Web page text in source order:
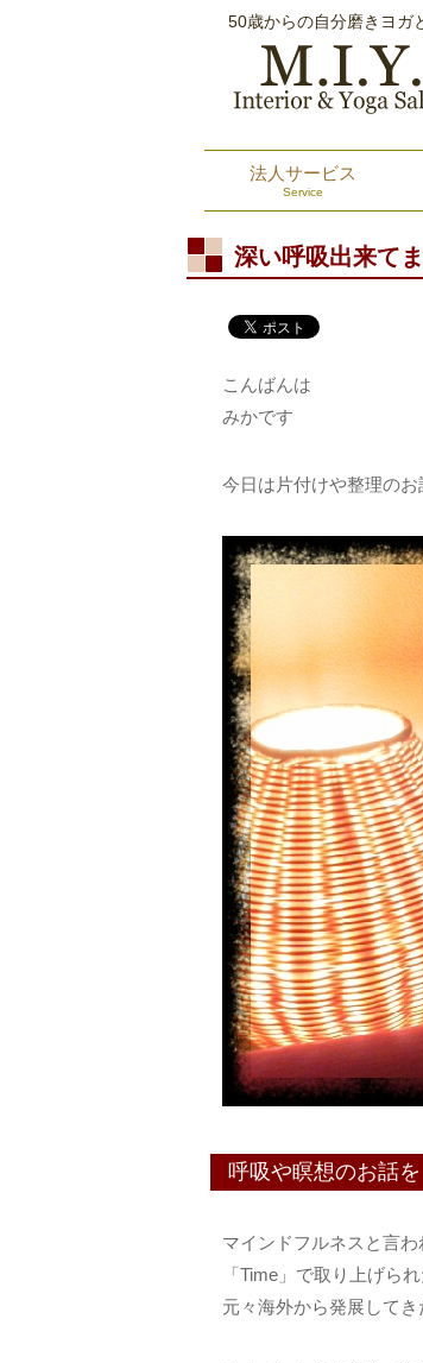
50歳からの自分磨きヨガ
法人サービス
Service
深い呼吸出来て
こんばんは
みかです
今日は片付けや整理のお
呼吸や瞑想のお話を
マインドフルネスと言
「Time」で取り上げら
元々海外から発展して